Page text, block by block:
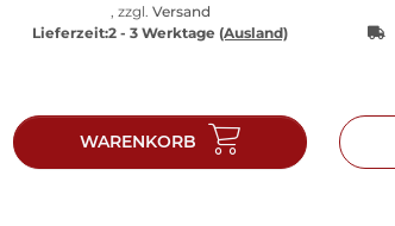
, zzgl. Versand
Lieferzeit:2 - 3 Werktage (Ausland)
WARENKORB